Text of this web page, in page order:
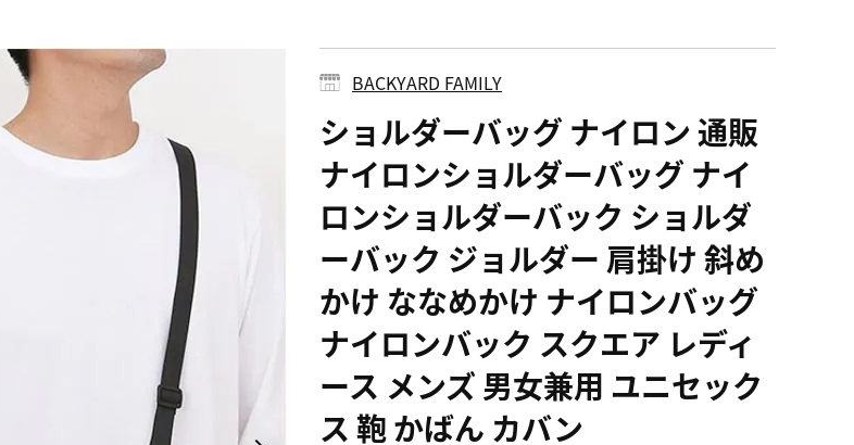
BACKYARD FAMILY
ショルダーバッグ ナイロン 通販
ナイロンショルダーバッグ ナイ
ロンショルダーバック ショルダ
ーバック ジョルダー 肩掛け 斜め
かけ ななめかけ ナイロンバッグ
ナイロンバック スクエア レディ
ース メンズ 男女兼用 ユニセック
ス 鞄 かばん カバン